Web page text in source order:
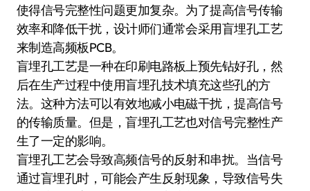
使得信号完整性问题更加复杂。为了提高信号传输
效率和降低干扰，设计师们通常会采用盲埋孔工艺
来制造高频板PCB。
盲埋孔工艺是一种在印刷电路板上预先钻好孔，然
后在生产过程中使用盲埋孔技术填充这些孔的方
法。这种方法可以有效地减小电磁干扰，提高信号
的传输质量。但是，盲埋孔工艺也对信号完整性产
生了一定的影响。
盲埋孔工艺会导致高频信号的反射和串扰。当信号
通过盲埋孔时，可能会产生反射现象，导致信号失